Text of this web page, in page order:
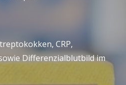
CRP,
Differenzialblutbild im